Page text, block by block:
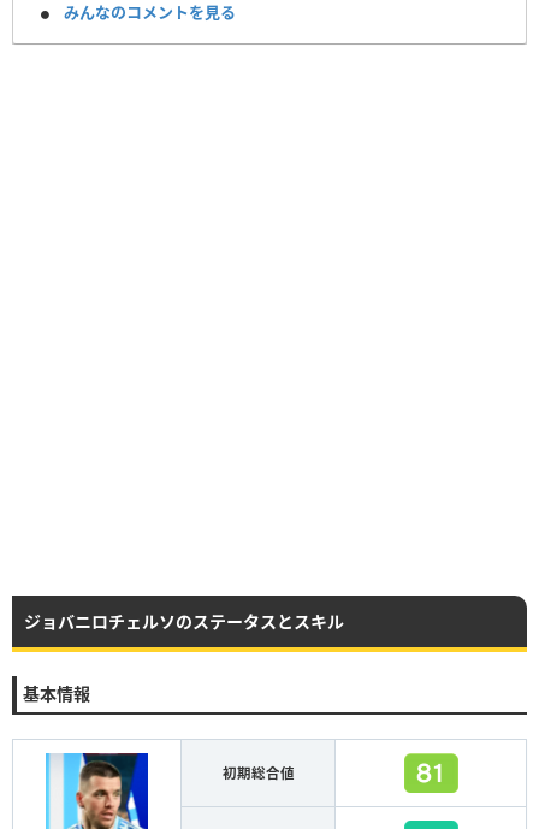
みんなのコメントを見る
ジョバニロチェルソのステータスとスキル
基本情報
初期総合値